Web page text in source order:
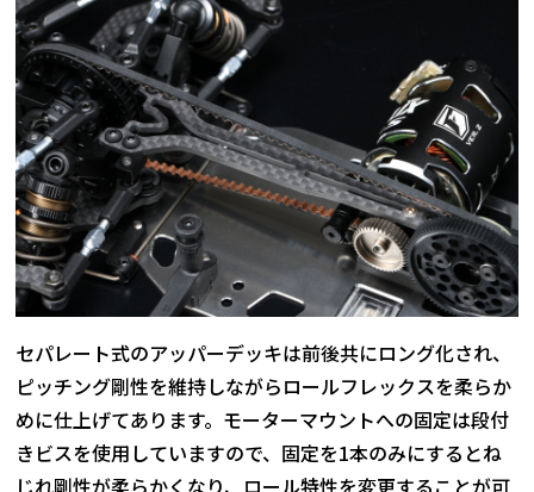
セパレート式のアッパーデッキは前後共にロング化され、
ピッチング剛性を維持しながらロールフレックスを柔らか
めに仕上げてあります。モーターマウントへの固定は段付
きビスを使用していますので、固定を1本のみにするとね
じれ剛性が柔らかくなり、ロール特性を変更することが可